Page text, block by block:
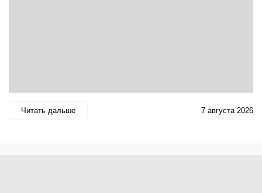
Читать дальше 7 августа 2026